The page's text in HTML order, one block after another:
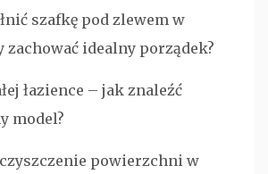
szafkę pod zlewem w
zachować idealny porządek?
łazience – jak znaleźć
model?
powierzchni w